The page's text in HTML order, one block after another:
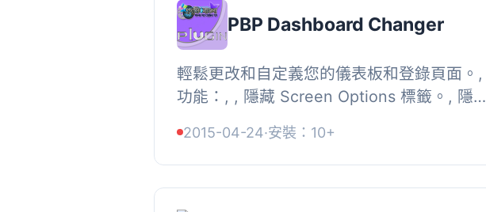
PBP Dashboard Changer
輕鬆更改和自定義您的儀表板和登錄頁面。,
功能：, , 隱藏 Screen Options 標籤。, 隱藏
Admin）。, 自定義登錄頁面標...
2015-04-24·安裝：10+